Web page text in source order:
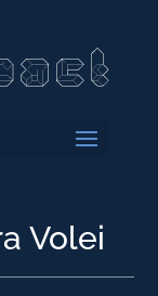
Volei